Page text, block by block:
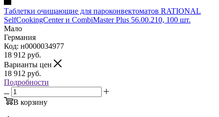
Таблетки очищающие для пароконвектоматов RATIONAL
SelfCookingCenter и CombiMaster Plus 56.00.210, 100 шт.
Мало
Германия
Код: н0000034977
18 912 руб.
Варианты цен
18 912 руб.
Подробности
В корзину